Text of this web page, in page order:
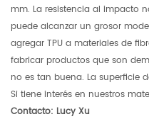
mm. La resistencia al impacto
puede alcanzar un grosor
agregar TPU a materiales de
fabricar productos que son
no es tan buena. La superficie
Si tiene interés en nuestros
Contacto: Lucy Xu